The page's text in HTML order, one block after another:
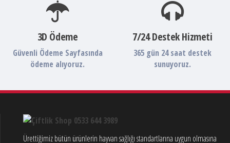
3D Ödeme
Güvenli Ödeme Sayfasında
ödeme alıyoruz.
7/24 Destek Hizmeti
365 gün 24 saat destek
sunuyoruz.
Ürettiğimiz bütün ürünlerin hayvan sağlığı standartlarına uygun olmasına